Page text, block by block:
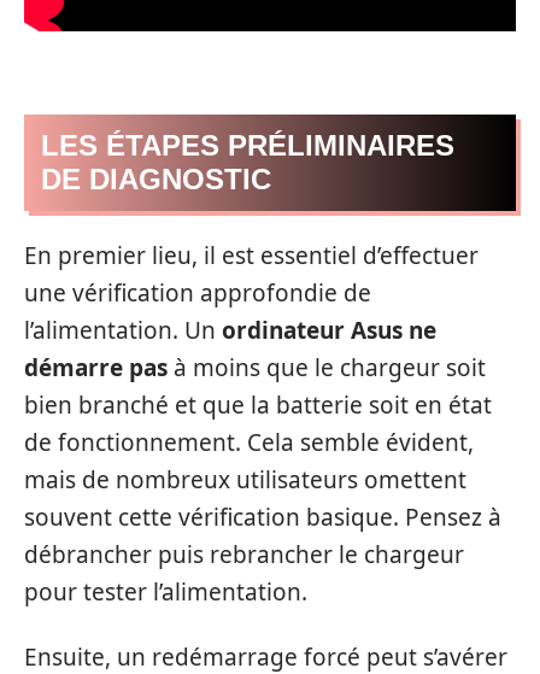
LES ÉTAPES PRÉLIMINAIRES
DE DIAGNOSTIC
En premier lieu, il est essentiel d’effectuer
une vérification approfondie de
l’alimentation. Un ordinateur Asus ne
démarre pas à moins que le chargeur soit
bien branché et que la batterie soit en état
de fonctionnement. Cela semble évident,
mais de nombreux utilisateurs omettent
souvent cette vérification basique. Pensez à
débrancher puis rebrancher le chargeur
pour tester l’alimentation.
Ensuite, un redémarrage forcé peut s’avérer